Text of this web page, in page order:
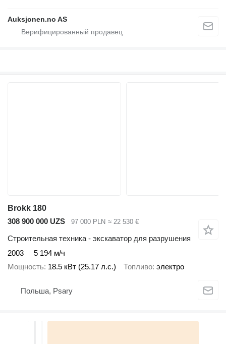
Auksjonen.no AS
Brokk 180
308 900 000 UZS
97 000 PLN ≈ 22 530 €
Строительная техника - экскаватор для разрушения
2003
5 194 м/ч
Мощность 18.5 кВт (25.17 л.с.) Топливо электро
Польша, Psary